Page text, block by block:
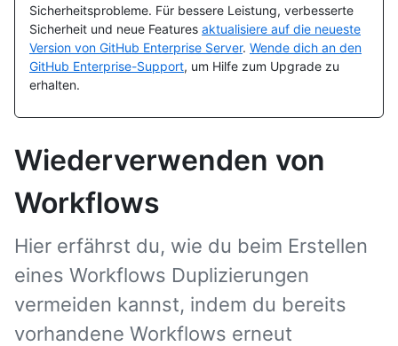
Sicherheitsprobleme. Für bessere Leistung, verbesserte
Sicherheit und neue Features aktualisiere auf die neueste
Version von GitHub Enterprise Server. Wende dich an den
GitHub Enterprise-Support, um Hilfe zum Upgrade zu
erhalten.
Wiederverwenden von
Workflows
Hier erfährst du, wie du beim Erstellen
eines Workflows Duplizierungen
vermeiden kannst, indem du bereits
vorhandene Workflows erneut